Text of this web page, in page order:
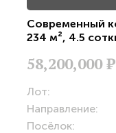
Современный
234 м², 4.5
58,200,000Р
Лот:
Направление:
Посёлок: